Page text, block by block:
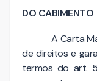
DO CABIMENTO
A Carta
de direitos e
termos do art.